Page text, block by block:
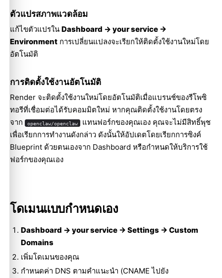
ตัวแปรสภาพแวดล้อม
แก้ไขตัวแปรใน Dashboard → your service →
Environment การเปลี่ยนแปลงจะเรียกให้ติดตั้งใช้งานใหม่โดย
อัตโนมัติ
การติดตั้งใช้งานอัตโนมัติ
Render จะติดตั้งใช้งานใหม่โดยอัตโนมัติเมื่อแบรนช์ของรีโพซิ
ทอรีที่เชื่อมต่อได้รับคอมมิตใหม่ หากคุณติดตั้งใช้งานโดยตรง
จาก
openclaw/openclaw แทนฟอร์กของคุณเอง คุณจะไม่มีสิทธิ์พุช
เพื่อเรียกการทำงานดังกล่าว ดังนั้นให้อัปเดตโดยเรียกการซิงค์
Blueprint ด้วยตนเองจาก Dashboard หรือกำหนดให้บริการใช้
ฟอร์กของคุณเอง
โดเมนแบบกำหนดเอง
Dashboard → your service → Settings → Custom
Domains
เพิ่มโดเมนของคุณ
กำหนดค่า DNS ตามคำแนะนำ (CNAME ไปยัง